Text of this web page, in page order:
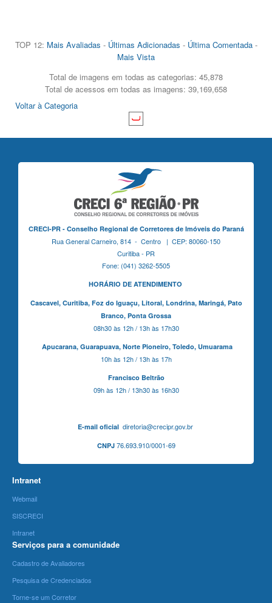
TOP 12: Mais Avaliadas - Últimas Adicionadas - Última Comentada-
Mais Vista
Total de imagens em todas as categorias: 45,878
Total de acessos em todas as imagens: 39,169,658
Voltar à Categoria
CRECI-PR - Conselho Regional de Corretores de Imóveis do Paraná
Rua General Carneiro, 814 - Centro | CEP: 80060-150
Curitiba - PR
Fone: (041) 3262-5505
HORÁRIO DE ATENDIMENTO
Cascavel, Curitiba,Foz do Iguaçu, Litoral, Londrina, Maringá, Pato
Branco, Ponta Grossa
08h30 às 12h / 13h às 17h30
Apucarana, Guarapuava, Norte Pioneiro, Toledo, Umuarama
10h às 12h / 13h às 17h
Francisco Beltrão
09h às 12h / 13h30 às 16h30
E-mail oficialdiretoria@crecipr.gov.br
CNPJ76.693.910/0001-69
Intranet
Webmail
SISCRECI
Intranet
Serviços para a comunidade
Cadastro de Avaliadores
Pesquisa de Credenciados
Torne-se um Corretor